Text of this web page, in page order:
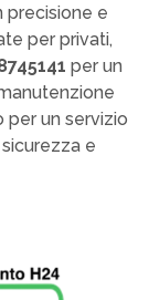
precisione e
per privati,
per un
per un servizio
e